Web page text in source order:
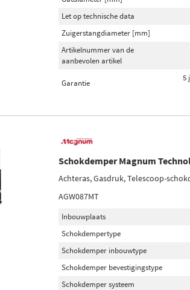
Let op technische data
Zuigerstangdiameter [mm]
Artikelnummer van de
aanbevolen artikel
Garantie
5
Schokdemper Magnum
Achteras, Gasdruk, Telescoop-
AGW087MT
Inbouwplaats
Schokdempertype
Schokdemper inbouwtype
Schokdemper bevestigingstype
Schokdemper systeem